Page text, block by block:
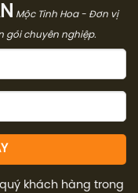
Mộc Tinh Hoa - Đơn vị
gói chuyên nghiệp.
khách hàng trong